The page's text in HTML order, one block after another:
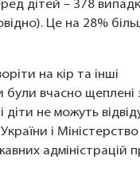
дітей – 378
Це на 28%
на кір та інші
були вчасно щеплені
не можуть
і Міністерство
адміністрацій